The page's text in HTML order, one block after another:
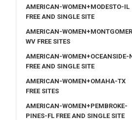
AMERICAN-WOMEN+MODESTO-IL
FREE AND SINGLE SITE
AMERICAN-
WV FREE SITES
AMERICAN-WOMEN+OCEANSIDE-
FREE AND SINGLE SITE
AMERICAN-WOMEN+OMAHA-TX
FREE SITES
AMERICAN-WOMEN+PEMBROKE-
PINES-FL FREE AND SINGLE SITE